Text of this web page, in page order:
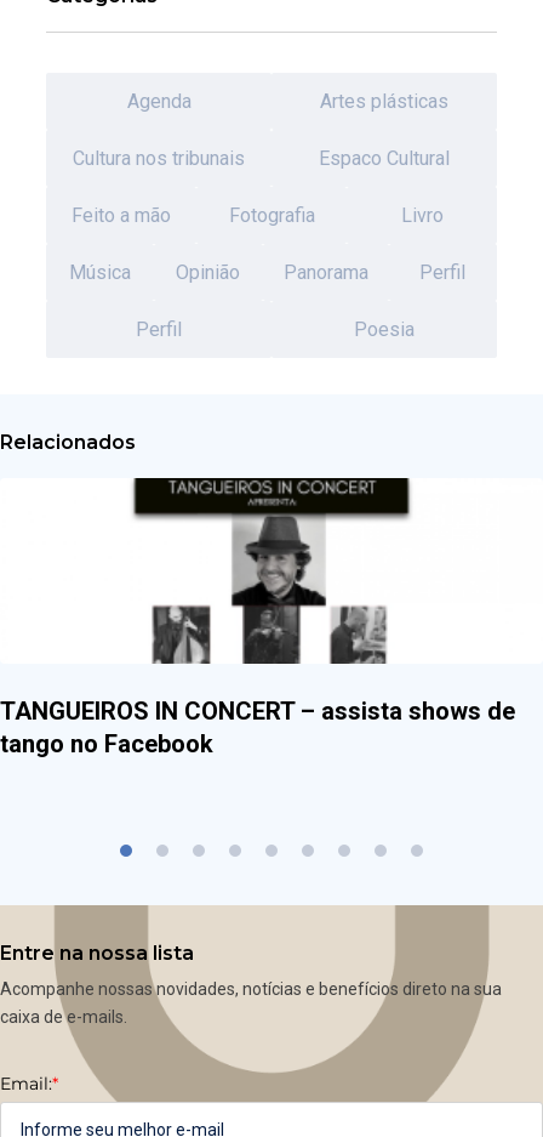
Agenda Artes plásticas
Cultura nos tribunais Espaco Cultural
Feito a mão Fotografia Livro
Música Opinião Panorama Perfil
Perfil Poesia
Relacionados
TANGUEIROS IN CONCERT – assista shows de
tango no Facebook
Entre na nossa lista
Acompanhe nossas novidades, notícias e benefícios direto na sua
caixa de e-mails.
Email:*